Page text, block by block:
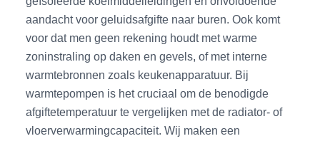
aandacht voor geluidsafgifte naar buren. Ook komt
voor dat men geen rekening houdt met warme
zoninstraling op daken en gevels, of met interne
warmtebronnen zoals keukenapparatuur. Bij
warmtepompen is het cruciaal om de benodigde
afgiftetemperatuur te vergelijken met de radiator- of
vloerverwarmingcapaciteit. Wij maken een